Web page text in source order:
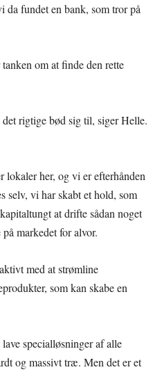
da fundet en bank, som tror på
om at finde den rette
rigtige bød sig til, siger Helle.
lokaler her, og vi er efterhånden
selv, vi har skabt et hold, som
at drifte sådan noget
markedet for alvor.
med at strømline
som kan skabe en
specialløsninger af alle
og massivt træ. Men det er et